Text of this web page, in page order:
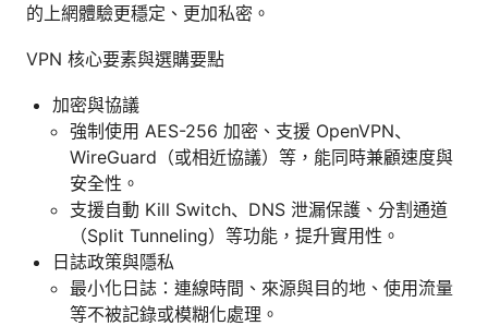
的上網體驗更穩定、更加私密。
VPN 核心要素與選購要點
加密與協議
強制使用 AES-256 加密、支援 OpenVPN、
WireGuard（或相近協議）等，能同時兼顧速度與
安全性。
支援自動 Kill Switch、DNS 泄漏保護、分割通道
（Split Tunneling）等功能，提升實用性。
日誌政策與隱私
最小化日誌：連線時間、來源與目的地、使用流量
等不被記錄或模糊化處理。